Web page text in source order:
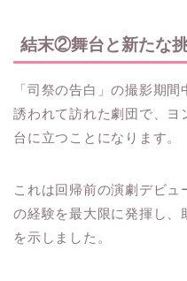
結末②舞台と新たな挑
「司祭の告白」の撮影期
誘われて訪れた劇団で、ヨ
台に立つことになります。
これは回帰前の演劇デビ
の経験を最大限に発揮し、
を示しました。